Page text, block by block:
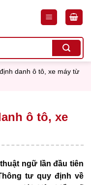
danh ô tô, xe máy từ
ô tô, xe
ngữ lần đầu tiên
tư quy định về